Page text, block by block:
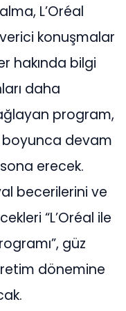
L’Oréal
konuşmalar
hakında bilgi
daha
program,
devam
erecek.
becerilerini ve
“L’Oréal ile
güz
dönemine